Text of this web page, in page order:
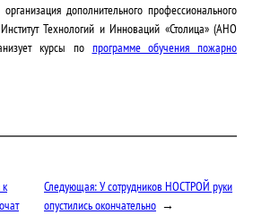
дополнительного профессионального
Технологий и Инноваций «Столица» (АНО
курсы по программе обучения пожарно
Следующая:У сотрудников НОСТРОЙ руки
опустились окончательно →